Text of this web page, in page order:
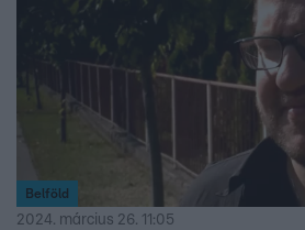
Belföld
2024. március 26. 11:05